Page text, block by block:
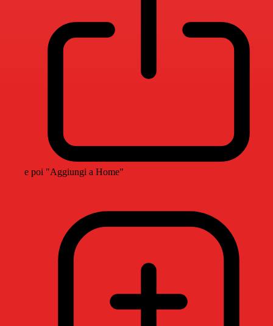
e poi "Aggiungi a Home"